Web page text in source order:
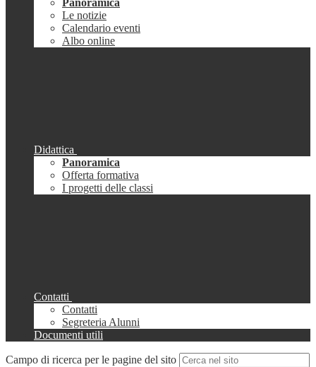
Panoramica
Le notizie
Calendario eventi
Albo online
Didattica
Panoramica
Offerta formativa
I progetti delle classi
Contatti
Contatti
Segreteria Alunni
Documenti utili
Campo di ricerca per le pagine del sito